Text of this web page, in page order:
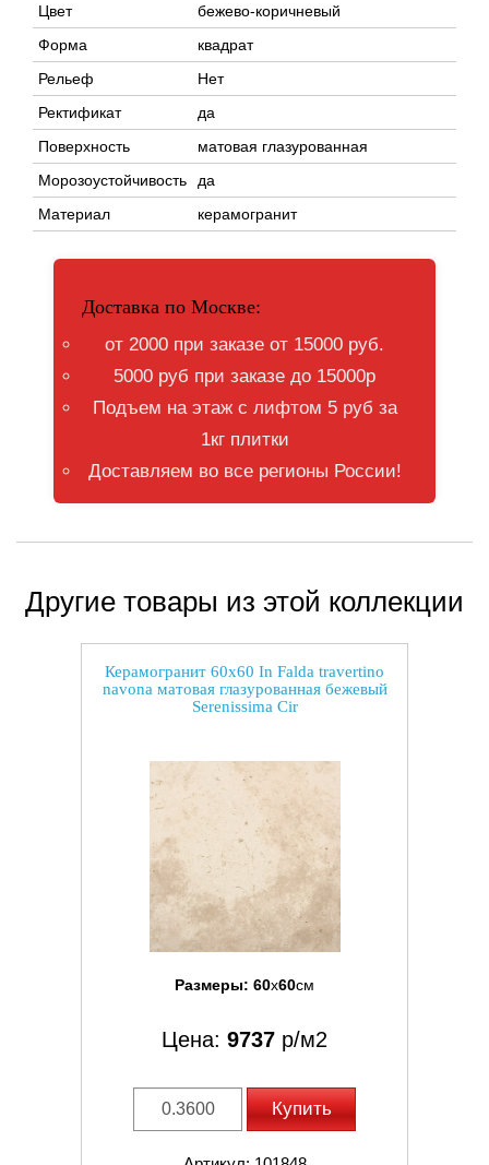
Цвет
бежево-коричневый
Форма
квадрат
Рельеф
Нет
Ректификат
да
Поверхность
матовая глазурованная
Морозоустойчивость
да
Материал
керамогранит
Доставка по Москве:
от 2000 при заказе от 15000 руб.
5000 руб при заказе до 15000р
Подъем на этаж с лифтом 5 руб за
1кг плитки
Доставляем во все регионы России!
Другие товары из этой коллекции
Керамогранит 60x60 In Falda travertino
navona матовая глазурованная бежевый
Serenissima Cir
Размеры: 60x60см
Цена: 9737 р/м2
Купить